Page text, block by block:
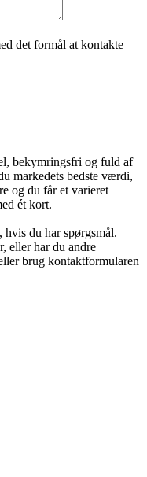
det formål at kontakte
bekymringsfri og fuld af
markedets bedste værdi,
og du får et varieret
ét kort.
du har spørgsmål.
eller har du andre
brug kontaktformularen